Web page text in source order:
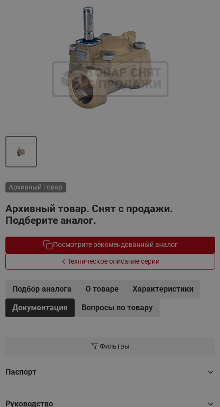
Архивный товар
Архивный товар. Снят с продажи.
Подберите аналог.
Посмотрите рекомендованный аналог
Техническое описание серии
Подбор аналога О товаре
Характеристики
Документация
Вопросы по товару
Фильтры
Паспорт
Руководство